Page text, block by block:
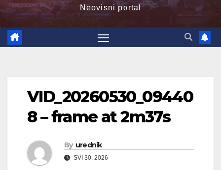
Neovisni portal
VID_20260530_09440
8 – frame at 2m37s
By urednik
SVI 30, 2026